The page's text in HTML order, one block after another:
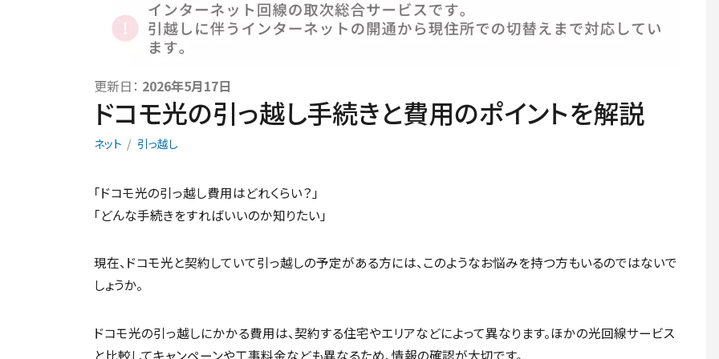
更新日： 2026年5月17日
ドコモ光の引っ越し手続きと費用のポイントを解説
ネット 引っ越し
「ドコモ光の引っ越し費用はどれくらい？」
「どんな手続きをすればいいのか知りたい」
現在、ドコモ光と契約していて引っ越しの予定がある方には、このようなお悩みを持つ方もいるのではないで
しょうか。
ドコモ光の引っ越しにかかる費用は、契約する住宅やエリアなどによって異なります。ほかの光回線サービス
と比較してキャンペーンや工事料金なども異なるため、情報の確認が大切です。